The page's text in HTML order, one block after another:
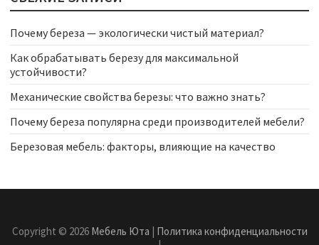
Почему береза — экологически чистый материал?
Как обрабатывать березу для максимальной
устойчивости?
Механические свойства березы: что важно знать?
Почему береза популярна среди производителей мебели?
Березовая мебель: факторы, влияющие на качество
Copyright © 2026 Мебель Юта | Политика конфиденциальности